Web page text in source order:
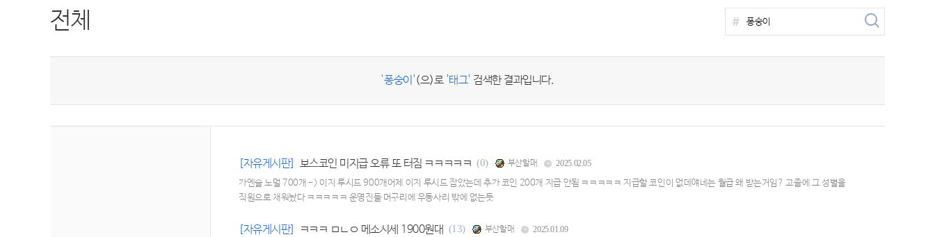
전체
'퐁숭이'(으)로 '태그' 검색한 결과입니다.
[자유게시판] 보스코인 미지급 오류 또 터짐 ㅋㅋㅋㅋㅋ (0) 부산할매 2025.02.05
가엔슬 노멀 700개 -> 이지 루시드 900개어제 이지 루시드 잡았는데 추가 코인 200개 지급 안됨 ㅋㅋㅋㅋㅋ 지급할 코인이 없데얘네는 월급 왜 받는거임? 고졸에 그 성별을
직원으로 채워놨다 ㅋㅋㅋㅋㅋ 운영진들 머구리에 우동사리 밖에 없는듯
[자유게시판] ㅋㅋㅋ ㅁㄴㅇ 메소시세 1900원대 (13) 부산할매 2025.01.09